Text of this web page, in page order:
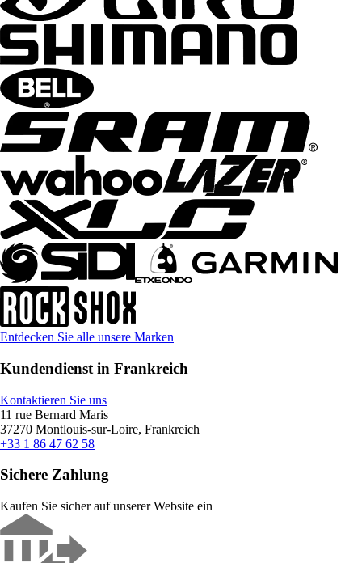
Entdecken Sie alle unsere Marken
Kundendienst in Frankreich
Kontaktieren Sie uns
11 rue Bernard Maris
37270 Montlouis-sur-Loire, Frankreich
+33 1 86 47 62 58
Sichere Zahlung
Kaufen Sie sicher auf unserer Website ein